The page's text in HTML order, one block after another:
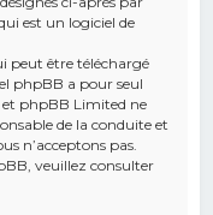
est un logiciel de
peut être téléchargé
phpBB a pour seul
et phpBB Limited ne
de la conduite et
n’acceptons pas.
veuillez consulter